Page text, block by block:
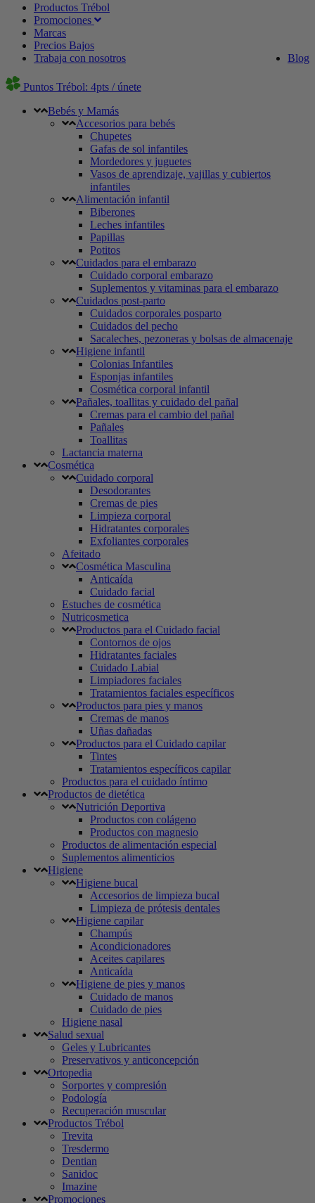
Productos Trébol
Promociones
Marcas
Precios Bajos
Blog
Trabaja con nosotros
Puntos Trébol: 4pts / únete
Bebés y Mamás
Accesorios para bebés
Chupetes
Gafas de sol infantiles
Mordedores y juguetes
Vasos de aprendizaje, vajillas y cubiertos
infantiles
Alimentación infantil
Biberones
Leches infantiles
Papillas
Potitos
Cuidados para el embarazo
Cuidado corporal embarazo
Suplementos y vitaminas para el embarazo
Cuidados post-parto
Cuidados corporales posparto
Cuidados del pecho
Sacaleches, pezoneras y bolsas de almacenaje
Higiene infantil
Colonias Infantiles
Esponjas infantiles
Cosmética corporal infantil
Pañales, toallitas y cuidado del pañal
Cremas para el cambio del pañal
Pañales
Toallitas
Lactancia materna
Cosmética
Cuidado corporal
Desodorantes
Cremas de pies
Limpieza corporal
Hidratantes corporales
Exfoliantes corporales
Afeitado
Cosmética Masculina
Anticaída
Cuidado facial
Estuches de cosmética
Nutricosmetica
Productos para el Cuidado facial
Contornos de ojos
Hidratantes faciales
Cuidado Labial
Limpiadores faciales
Tratamientos faciales específicos
Productos para pies y manos
Cremas de manos
Uñas dañadas
Productos para el Cuidado capilar
Tintes
Tratamientos específicos capilar
Productos para el cuidado íntimo
Productos de dietética
Nutrición Deportiva
Productos con colágeno
Productos con magnesio
Productos de alimentación especial
Suplementos alimenticios
Higiene
Higiene bucal
Accesorios de limpieza bucal
Limpieza de prótesis dentales
Higiene capilar
Champús
Acondicionadores
Aceites capilares
Anticaída
Higiene de pies y manos
Cuidado de manos
Cuidado de pies
Higiene nasal
Salud sexual
Geles y Lubricantes
Preservativos y anticoncepción
Ortopedia
Sorportes y compresión
Podología
Recuperación muscular
Productos Trébol
Trevita
Tresdermo
Dentian
Sanidoc
Imazine
Promociones